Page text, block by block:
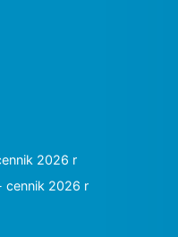
2026 r
cennik 2026 r